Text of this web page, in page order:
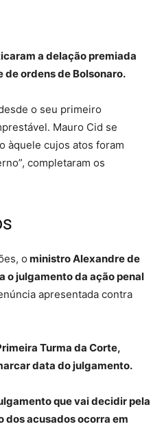
a delação premiada
ordens de Bolsonaro.
o seu primeiro
Mauro Cid se
àquele cujos atos foram
completaram os
o ministro Alexandre de
o julgamento da ação penal
apresentada contra
Turma da Corte,
data do julgamento.
que vai decidir pela
dos acusados ocorra em